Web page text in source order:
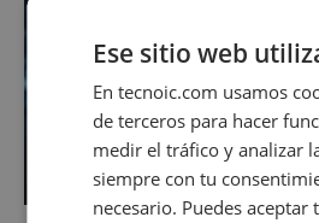
Ese sitio web
En tecnoic.com usamos
de terceros para hacer
medir el tráfico y analizar
siempre con tu
necesario. Puedes aceptar